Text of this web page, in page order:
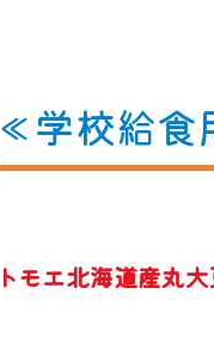
≪学校給食
トモエ北海道産丸